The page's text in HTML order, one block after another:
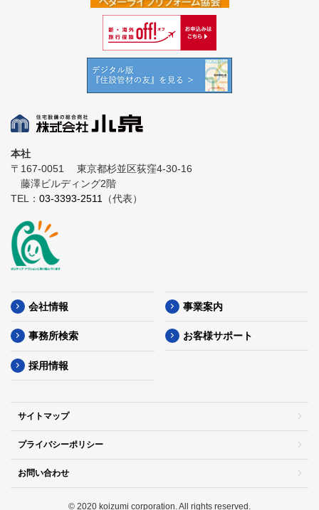
本社
〒167-0051
東京都杉並区荻窪4-30-16
藤澤ビルディング2階
TEL： 03-3393-2511 （代表）
会社情報 事業案内
事務所検索 お客様サポート
採用情報
サイトマップ
プライバシーポリシー
お問い合わせ
© 2020 koizumi corporation. All rights reserved.